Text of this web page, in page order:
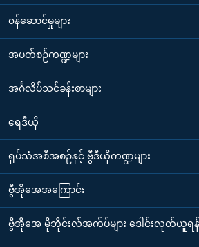
၀န်ဆောင်မှုများ
အပတ်စဉ်ကဏ္ဍများ
အင်္ဂလိပ်သင်ခန်းစာများ
ရေဒီယို
ရုပ်သံအစီအစဉ်နှင့် ဗွီဒီယိုကဏ္ဍများ
ဗွီအိုအေအကြောင်း
ဗွီအိုအေ မိုဘိုင်းလ်အက်ပ်များ ဒေါင်းလုတ်ယူရန်